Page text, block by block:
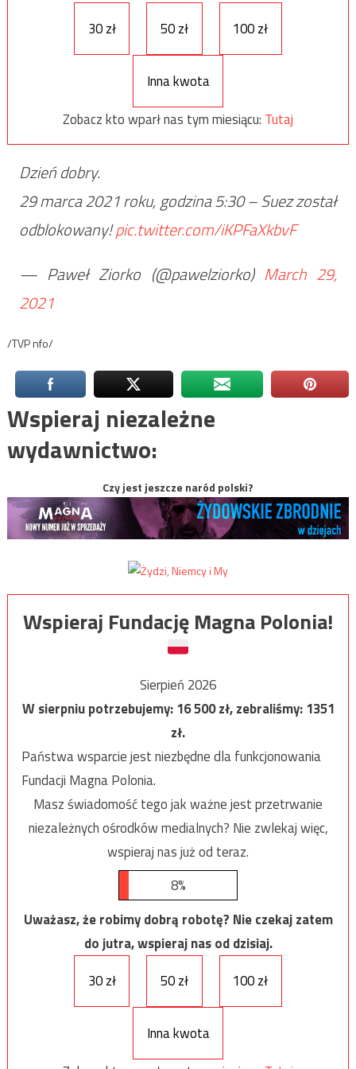
30 zł 50 zł 100 zł
Inna kwota
Zobacz kto wparł nas tym miesiącu: Tutaj
Dzień dobry.
29 marca 2021 roku, godzina 5:30 – Suez został
odblokowany!pic.twitter.com/iKPFaXkbvF
— Paweł Ziorko (@pawelziorko) March 29,
2021
/TVP nfo/
Wspieraj niezależne
wydawnictwo:
Czy jest jeszcze naród polski?
Wspieraj Fundację Magna Polonia!
Sierpień 2026
W sierpniu potrzebujemy:16 500zł, zebraliśmy:1351
zł.
Państwa wsparcie jest niezbędne dla funkcjonowania
Fundacji Magna Polonia.
Masz świadomość tego jak ważne jest przetrwanie
niezależnych ośrodków medialnych? Nie zwlekaj więc,
wspieraj nas już od teraz.
8%
Uważasz, że robimy dobrą robotę? Nie czekaj zatem
do jutra, wspieraj nas od dzisiaj.
30 zł
50 zł 100 zł
Inna kwota